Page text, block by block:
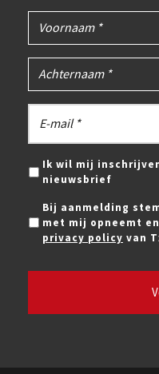
Ik wil mij
nieuwsbrief
Bij aanmelding
met mij opneemt
privacy policy van